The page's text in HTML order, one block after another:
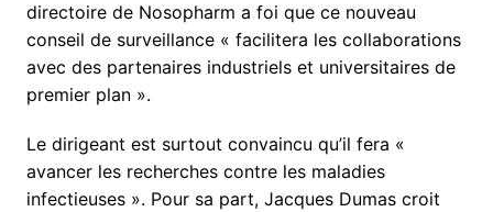
directoire de Nosopharm a foi que ce nouveau
conseil de surveillance « facilitera les collaborations
avec des partenaires industriels et universitaires de
premier plan ».
Le dirigeant est surtout convaincu qu’il fera «
avancer les recherches contre les maladies
infectieuses ». Pour sa part, Jacques Dumas croit